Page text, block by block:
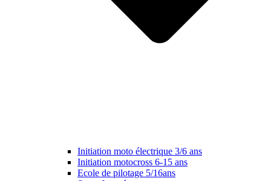
Initiation moto électrique 3/6 ans
Initiation motocross 6-15 ans
Ecole de pilotage 5/16ans